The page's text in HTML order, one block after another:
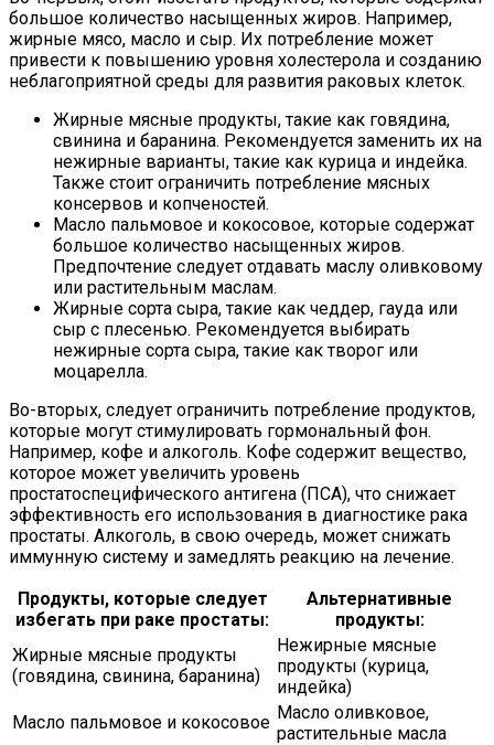
большое количество насыщенных жиров. Например,
жирные мясо, масло и сыр. Их потребление может
привести к повышению уровня холестерола и созданию
неблагоприятной среды для развития раковых клеток.
Жирные мясные продукты, такие как говядина,
свинина и баранина. Рекомендуется заменить их на
нежирные варианты, такие как курица и индейка.
Также стоит ограничить потребление мясных
консервов и копченостей.
Масло пальмовое и кокосовое, которые содержат
большое количество насыщенных жиров.
Предпочтение следует отдавать маслу оливковому
или растительным маслам.
Жирные сорта сыра, такие как чеддер, гауда или
сыр с плесенью. Рекомендуется выбирать
нежирные сорта сыра, такие как творог или
моцарелла.
Во-вторых, следует ограничить потребление продуктов,
которые могут стимулировать гормональный фон.
Например, кофе и алкоголь. Кофе содержит вещество,
которое может увеличить уровень
простатоспецифического антигена (ПСА), что снижает
эффективность его использования в диагностике рака
простаты. Алкоголь, в свою очередь, может снижать
иммунную систему и замедлять реакцию на лечение.
Продукты, которые следует
избегать при раке простаты:
Альтернативные
продукты:
Жирные мясные продукты
(говядина, свинина, баранина)
Нежирные мясные
продукты (курица,
индейка)
Масло пальмовое и кокосовое Масло оливковое,
растительные масла